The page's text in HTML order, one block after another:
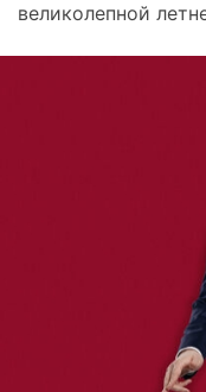
великолепной